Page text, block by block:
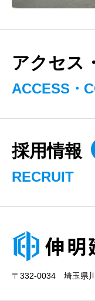
アクセス
ACCESS・
採用情報
RECRUIT
〒332-0034 埼玉県